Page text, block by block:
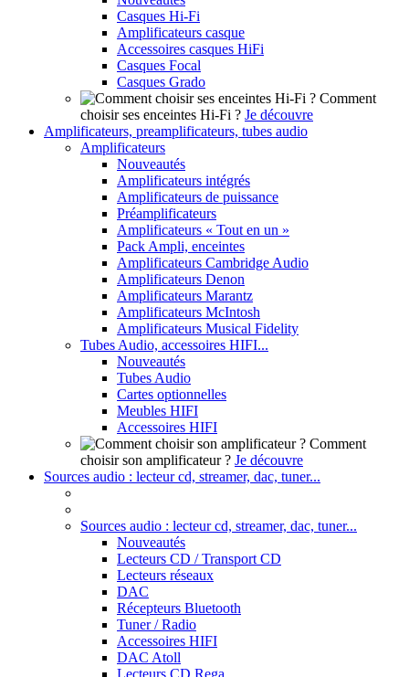
Casques Hi-Fi
Amplificateurs casque
Accessoires casques HiFi
Casques Focal
Casques Grado
Comment
choisir ses enceintes Hi-Fi ? Je découvre
Amplificateurs, preamplificateurs, tubes audio
Amplificateurs
Nouveautés
Amplificateurs intégrés
Amplificateurs de puissance
Préamplificateurs
Amplificateurs « Tout en un »
Pack Ampli, enceintes
Amplificateurs Cambridge Audio
Amplificateurs Denon
Amplificateurs Marantz
Amplificateurs McIntosh
Amplificateurs Musical Fidelity
Tubes Audio, accessoires HIFI...
Nouveautés
Tubes Audio
Cartes optionnelles
Meubles HIFI
Accessoires HIFI
Comment
choisir son amplificateur ? Je découvre
Sources audio : lecteur cd, streamer, dac, tuner...
Sources audio : lecteur cd, streamer, dac, tuner...
Nouveautés
Lecteurs CD / Transport CD
Lecteurs réseaux
DAC
Récepteurs Bluetooth
Tuner / Radio
Accessoires HIFI
DAC Atoll
Lecteurs CD Rega